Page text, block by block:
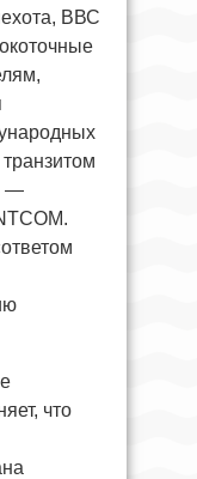
ВВС
—
что